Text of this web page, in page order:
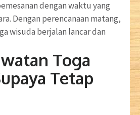
dengan waktu yang
Dengan perencanaan matang,
wisuda berjalan lancar dan
Toga
Tetap